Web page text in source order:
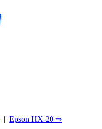
| Epson HX-20 ⇒